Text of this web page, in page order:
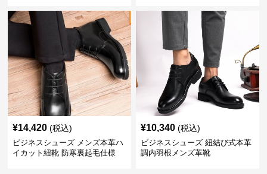
¥14,420 (税込)
ビジネスシューズ メンズ本革ハ
イカット紐靴 防寒裏起毛仕様
¥10,340 (税込)
ビジネスシューズ 紐結び式本革
調内羽根メンズ革靴